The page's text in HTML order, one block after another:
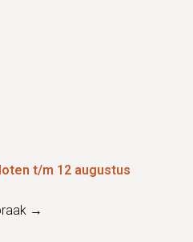
t/m 12 augustus
→